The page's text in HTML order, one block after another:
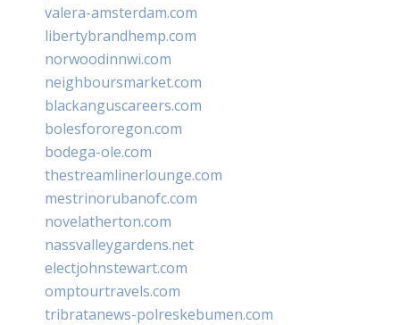
valera-amsterdam.com
libertybrandhemp.com
norwoodinnwi.com
neighboursmarket.com
blackanguscareers.com
bolesfororegon.com
bodega-ole.com
thestreamlinerlounge.com
mestrinorubanofc.com
novelatherton.com
nassvalleygardens.net
electjohnstewart.com
omptourtravels.com
tribratanews-polreskebumen.com